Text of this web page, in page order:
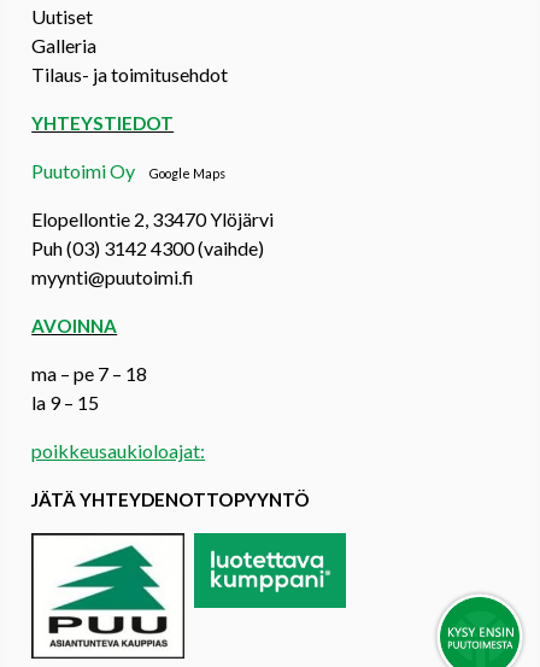
Uutiset
Galleria
Tilaus- ja toimitusehdot
YHTEYSTIEDOT
Puutoimi OyGoogle Maps
Elopellontie 2, 33470 Ylöjärvi
Puh (03) 3142 4300 (vaihde)
myynti@puutoimi.fi
AVOINNA
ma – pe 7 – 18
la 9 – 15
poikkeusaukioloajat:
JÄTÄ YHTEYDENOTTOPYYNTÖ